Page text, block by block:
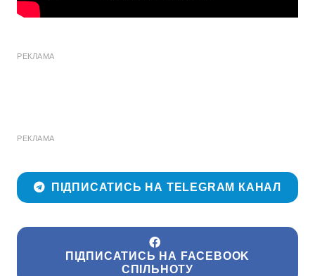
РЕКЛАМА
РЕКЛАМА
ПІДПИСАТИСЬ НА TELEGRAM КАНАЛ
ПІДПИСАТИСЬ НА FACEBOOK
СПІЛЬНОТУ